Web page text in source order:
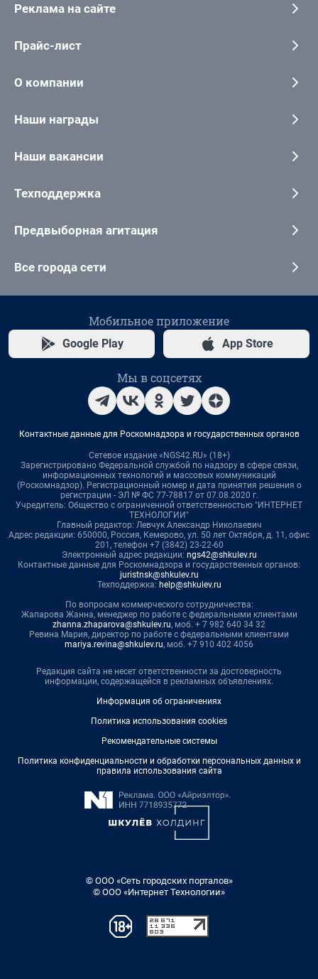
Реклама на сайте
Прайс-лист
О компании
Наши награды
Наши вакансии
Техподдержка
Предвыборная агитация
Все города сети
Мобильное приложение
Google Play App Store
Мы в соцсетях
Контактные данные для Роскомнадзора и государственных органов
Сетевое издание «NGS42.RU» (18+)
Зарегистрировано Федеральной службой по надзору в сфере связи,
информационных технологий и массовых коммуникаций
(Роскомнадзор). Регистрационный номер и дата принятия решения о
регистрации - ЭЛ № ФС 77-78817 от 07.08.2020 г.
Учредитель: Общество с ограниченной ответственностью "ИНТЕРНЕТ
ТЕХНОЛОГИИ"
Главный редактор: Левчук Александр Николаевич
Адрес редакции: 650000, Россия, Кемерово, ул. 50 лет Октября, д. 11, офис
201, телефон +7 (3842) 23-22-60
Электронный адрес редакции: ngs42@shkulev.ru
Контактные данные для Роскомнадзора и государственных органов:
juristnsk@shkulev.ru
Техподдержка: help@shkulev.ru
По вопросам коммерческого сотрудничества:
Жапарова Жанна, менеджер по работе с федеральными клиентами
zhanna.zhaparova@shkulev.ru, моб. + 7 982 640 34 32
Ревина Мария, директор по работе с федеральными клиентами
mariya.revina@shkulev.ru, моб. +7 910 402 4056
Редакция сайта не несет ответственности за достоверность
информации, содержащейся в рекламных объявлениях.
Информация об ограничениях
Политика использования cookies
Рекомендательные системы
Политика конфиденциальности и обработки персональных данных и
правила использования сайта
© ООО «Сеть городских порталов»
© ООО «Интернет Технологии»